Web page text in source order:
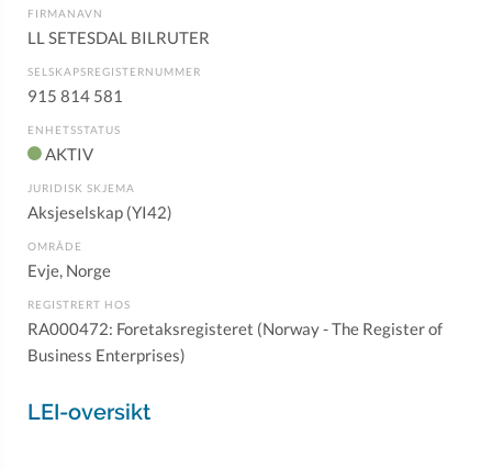
FIRMANAVN
LL SETESDAL BILRUTER
SELSKAPSREGISTERNUMMER
915 814 581
ENHETSSTATUS
AKTIV
JURIDISK SKJEMA
Aksjeselskap (YI42)
OMRÅDE
Evje, Norge
REGISTRERT HOS
RA000472: Foretaksregisteret (Norway - The Register of
Business Enterprises)
LEI-oversikt